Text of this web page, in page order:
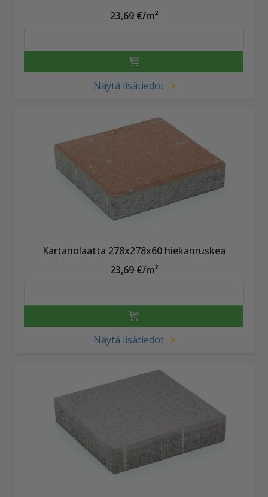
23,69 €/m²
Näytä lisätiedot
Kartanolaatta 278x278x60 hiekanruskea
23,69 €/m²
Näytä lisätiedot